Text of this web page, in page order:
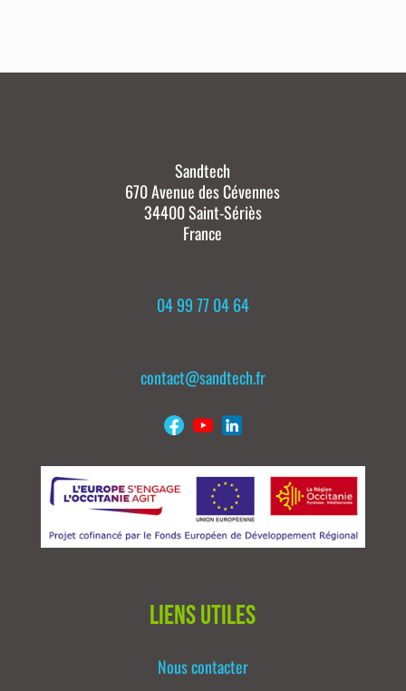
Sandtech
670 Avenue des Cévennes
34400 Saint-Sériès
France
04 99 77 04 64
contact@sandtech.fr
Liens utiles
Nous contacter